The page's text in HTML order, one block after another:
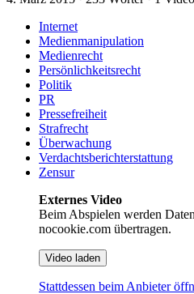
Internet
Medienmanipulation
Medienrecht
Persönlichkeitsrecht
Politik
PR
Pressefreiheit
Strafrecht
Überwachung
Verdachtsberichterstattung
Zensur
Externes Video
Beim Abspielen werden
nocookie.com übertragen.
Video laden
Stattdessen beim Anbieter